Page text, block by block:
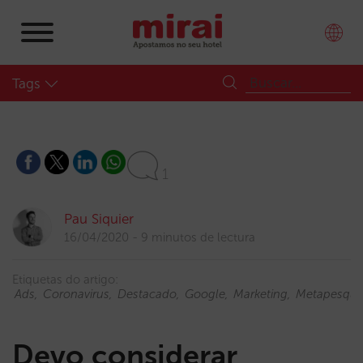
Tags
1
Pau Siquier
16/04/2020 9 minutos de lectura
Etiquetas do artigo:
Ads
Coronavirus Destacado Google Marketing
Devo considerar